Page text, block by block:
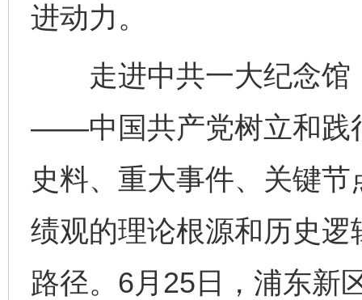
进动力。
走进中共一大纪念馆
——中国共产党树立和践
史料、重大事件、关键
绩观的理论根源和历史
路径。6月25日，浦东新